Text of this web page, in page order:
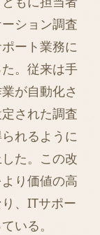
ション調査
ート業務に
。従来は手
が自動化さ
された調査
れるように
た。この改
り価値の高
、ITサポー
いる。